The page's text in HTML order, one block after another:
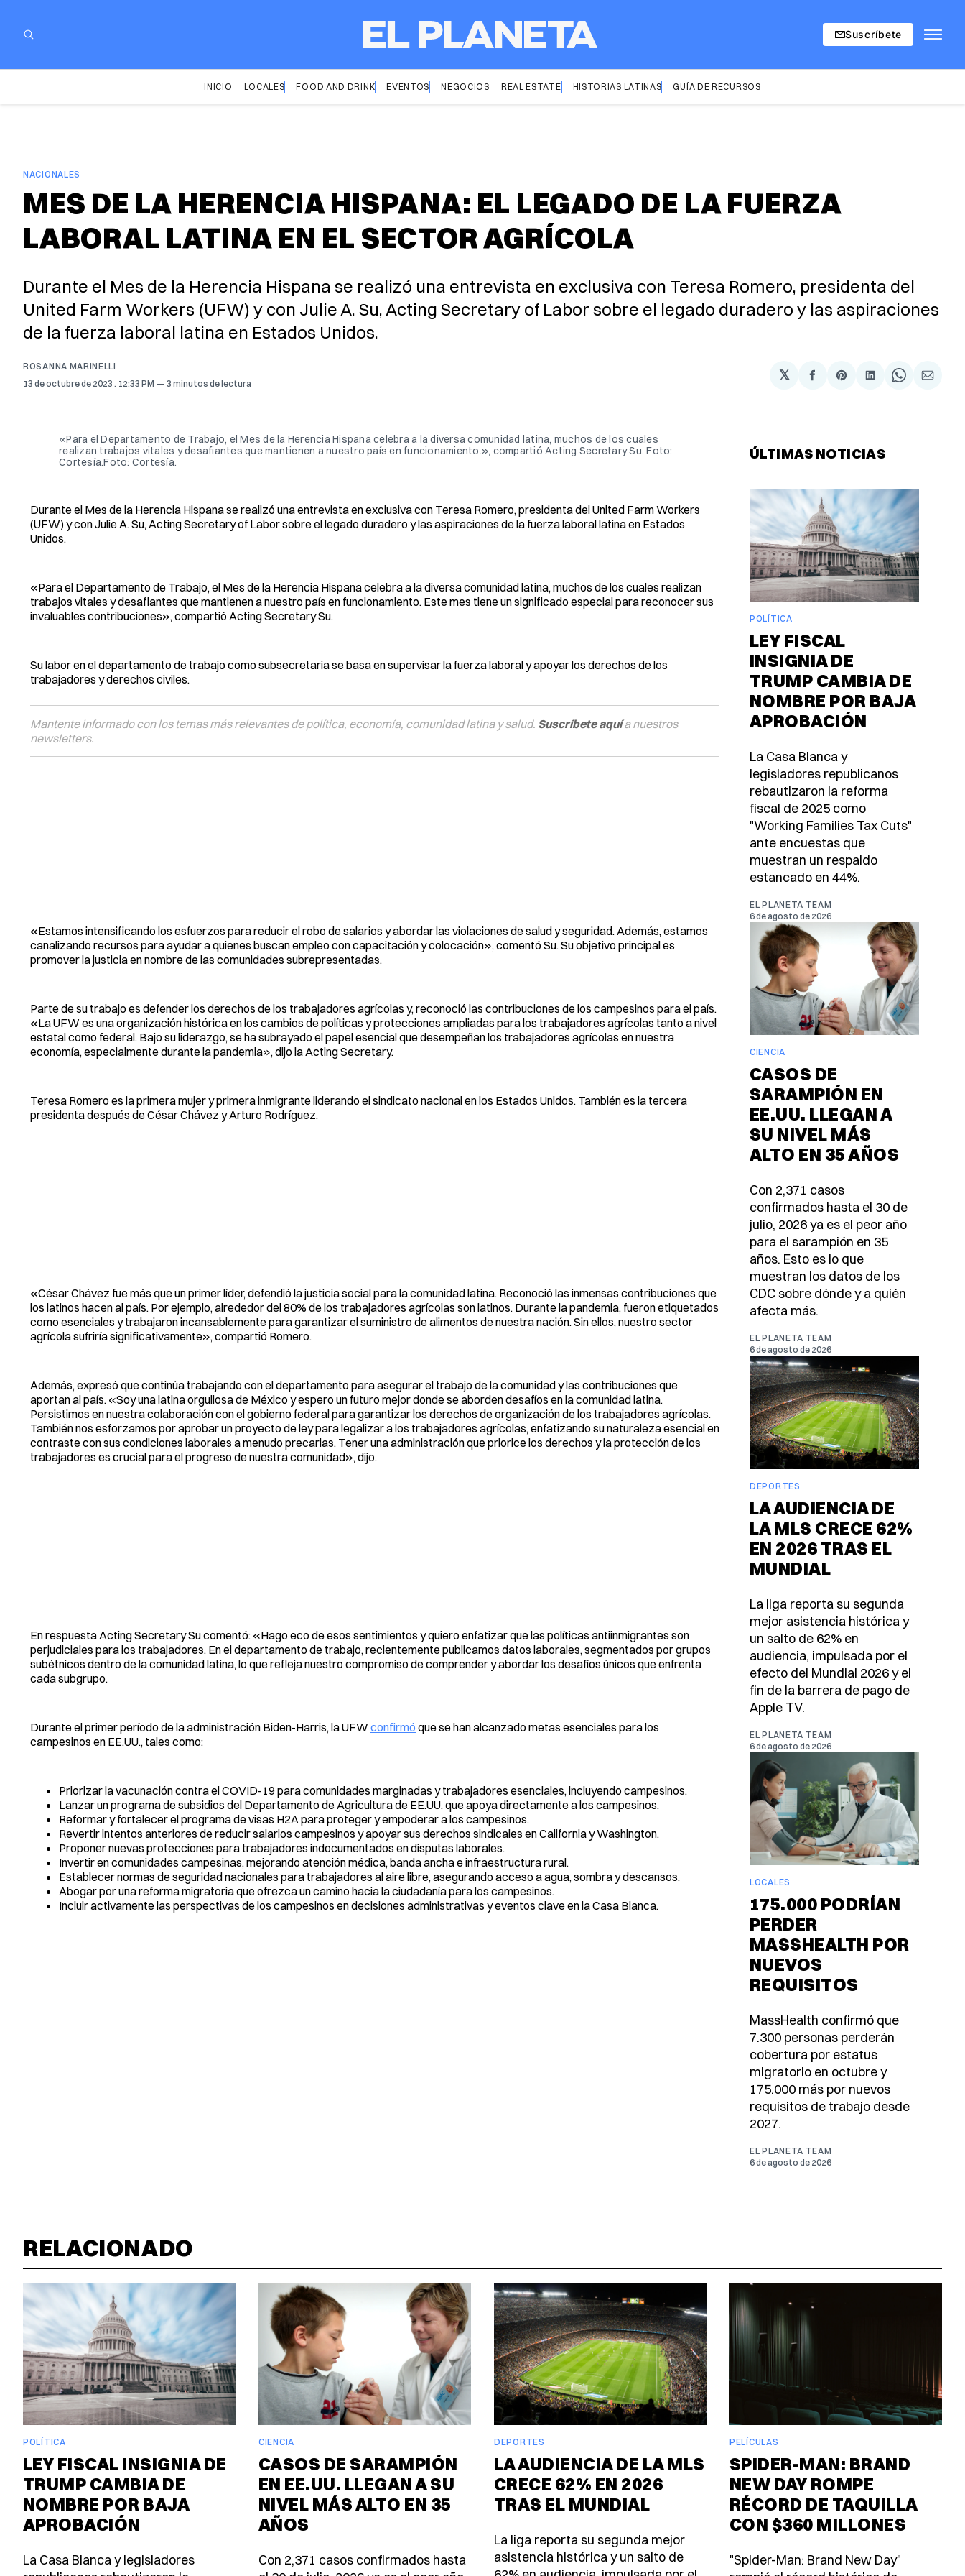
Suscríbete
INICIO LOCALES FOOD AND DRINK EVENTOS NEGOCIOS REAL ESTATE HISTORIAS LATINAS GUÍA DE RECURSOS
NACIONALES
MES DE LA HERENCIA HISPANA: EL LEGADO DE LA FUERZA
LABORAL LATINA EN EL SECTOR AGRÍCOLA
Durante el Mes de la Herencia Hispana se realizó una entrevista en exclusiva con Teresa Romero, presidenta del
United Farm Workers (UFW) y con Julie A. Su, Acting Secretary of Labor sobre el legado duradero y las aspiraciones
de la fuerza laboral latina en Estados Unidos.
ROSANNA MARINELLI
13 de octubre de 2023 . 12:33 PM 3 minutos de lectura
𝕏
Compartir
en
Share
on
Compartir
en
Share
on
via
«Para el Departamento de Trabajo, el Mes de la Herencia Hispana celebra a la diversa comunidad latina, muchos de los cuales
realizan trabajos vitales y desafiantes que mantienen a nuestro país en funcionamiento.», compartió Acting Secretary Su. Foto:
Cortesía.Foto: Cortesía.
Durante el Mes de la Herencia Hispana se realizó una entrevista en exclusiva con Teresa Romero, presidenta del United Farm Workers
(UFW) y con Julie A. Su, Acting Secretary of Labor sobre el legado duradero y las aspiraciones de la fuerza laboral latina en Estados
Unidos.
«Para el Departamento de Trabajo, el Mes de la Herencia Hispana celebra a la diversa comunidad latina, muchos de los cuales realizan
trabajos vitales y desafiantes que mantienen a nuestro país en funcionamiento. Este mes tiene un significado especial para reconocer sus
invaluables contribuciones», compartió Acting Secretary Su.
Su labor en el departamento de trabajo como subsecretaria se basa en supervisar la fuerza laboral y apoyar los derechos de los
trabajadores y derechos civiles.
Mantente informado con los temas más relevantes de política, economía, comunidad latina y salud. Suscríbete aquía nuestros
newsletters.
«Estamos intensificando los esfuerzos para reducir el robo de salarios y abordar las violaciones de salud y seguridad. Además, estamos
canalizando recursos para ayudar a quienes buscan empleo con capacitación y colocación», comentó Su. Su objetivo principal es
promover la justicia en nombre de las comunidades subrepresentadas.
Parte de su trabajo es defender los derechos de los trabajadores agrícolas y, reconoció las contribuciones de los campesinos para el país.
«La UFW es una organización histórica en los cambios de políticas y protecciones ampliadas para los trabajadores agrícolas tanto a nivel
estatal como federal. Bajo su liderazgo, se ha subrayado el papel esencial que desempeñan los trabajadores agrícolas en nuestra
economía, especialmente durante la pandemia», dijo la Acting Secretary.
Teresa Romero es la primera mujer y primera inmigrante liderando el sindicato nacional en los Estados Unidos. También es la tercera
presidenta después de César Chávez y Arturo Rodríguez.
«César Chávez fue más que un primer líder, defendió la justicia social para la comunidad latina. Reconoció las inmensas contribuciones que
los latinos hacen al país. Por ejemplo, alrededor del 80% de los trabajadores agrícolas son latinos. Durante la pandemia, fueron etiquetados
como esenciales y trabajaron incansablemente para garantizar el suministro de alimentos de nuestra nación. Sin ellos, nuestro sector
agrícola sufriría significativamente», compartió Romero.
Además, expresó que continúa trabajando con el departamento para asegurar el trabajo de la comunidad y las contribuciones que
aportan al país. «Soy una latina orgullosa de México y espero un futuro mejor donde se aborden desafíos en la comunidad latina.
Persistimos en nuestra colaboración con el gobierno federal para garantizar los derechos de organización de los trabajadores agrícolas.
También nos esforzamos por aprobar un proyecto de ley para legalizar a los trabajadores agrícolas, enfatizando su naturaleza esencial en
contraste con sus condiciones laborales a menudo precarias. Tener una administración que priorice los derechos y la protección de los
trabajadores es crucial para el progreso de nuestra comunidad», dijo.
En respuesta Acting Secretary Su comentó: «Hago eco de esos sentimientos y quiero enfatizar que las políticas antiinmigrantes son
perjudiciales para los trabajadores. En el departamento de trabajo, recientemente publicamos datos laborales, segmentados por grupos
subétnicos dentro de la comunidad latina, lo que refleja nuestro compromiso de comprender y abordar los desafíos únicos que enfrenta
cada subgrupo.
Durante el primer período de la administración Biden-Harris, la UFW confirmó que se han alcanzado metas esenciales para los
campesinos en EE.UU., tales como:
Priorizar la vacunación contra el COVID-19 para comunidades marginadas y trabajadores esenciales, incluyendo campesinos.
Lanzar un programa de subsidios del Departamento de Agricultura de EE.UU. que apoya directamente a los campesinos.
Reformar y fortalecer el programa de visas H2A para proteger y empoderar a los campesinos.
Revertir intentos anteriores de reducir salarios campesinos y apoyar sus derechos sindicales en California y Washington.
Proponer nuevas protecciones para trabajadores indocumentados en disputas laborales.
Invertir en comunidades campesinas, mejorando atención médica, banda ancha e infraestructura rural.
Establecer normas de seguridad nacionales para trabajadores al aire libre, asegurando acceso a agua, sombra y descansos.
Abogar por una reforma migratoria que ofrezca un camino hacia la ciudadanía para los campesinos.
Incluir activamente las perspectivas de los campesinos en decisiones administrativas y eventos clave en la Casa Blanca.
ÚLTIMAS NOTICIAS
POLÍTICA
LEY FISCAL
INSIGNIA DE
TRUMP CAMBIA DE
NOMBRE POR BAJA
APROBACIÓN
La Casa Blanca y
legisladores republicanos
rebautizaron la reforma
fiscal de 2025 como
"Working Families Tax Cuts"
ante encuestas que
muestran un respaldo
estancado en 44%.
EL PLANETA TEAM
6 de agosto de 2026
CIENCIA
CASOS DE
SARAMPIÓN EN
EE.UU. LLEGAN A
SU NIVEL MÁS
ALTO EN 35 AÑOS
Con 2,371 casos
confirmados hasta el 30 de
julio, 2026 ya es el peor año
para el sarampión en 35
años. Esto es lo que
muestran los datos de los
CDC sobre dónde y a quién
afecta más.
EL PLANETA TEAM
6 de agosto de 2026
DEPORTES
LA AUDIENCIA DE
LA MLS CRECE 62%
EN 2026 TRAS EL
MUNDIAL
La liga reporta su segunda
mejor asistencia histórica y
un salto de 62% en
audiencia, impulsada por el
efecto del Mundial 2026 y el
fin de la barrera de pago de
Apple TV.
EL PLANETA TEAM
6 de agosto de 2026
LOCALES
175.000 PODRÍAN
PERDER
MASSHEALTH POR
NUEVOS
REQUISITOS
MassHealth confirmó que
7.300 personas perderán
cobertura por estatus
migratorio en octubre y
175.000 más por nuevos
requisitos de trabajo desde
2027.
EL PLANETA TEAM
6 de agosto de 2026
RELACIONADO
POLÍTICA
LEY FISCAL INSIGNIA DE
TRUMP CAMBIA DE
NOMBRE POR BAJA
APROBACIÓN
La Casa Blanca y legisladores
CIENCIA
CASOS DE SARAMPIÓN
EN EE.UU. LLEGAN A SU
NIVEL MÁS ALTO EN 35
AÑOS
Con 2,371 casos confirmados hasta
DEPORTES
LA AUDIENCIA DE LA MLS
CRECE 62% EN 2026
TRAS EL MUNDIAL
La liga reporta su segunda mejor
asistencia histórica y un salto de
PELÍCULAS
SPIDER-MAN: BRAND
NEW DAY ROMPE
RÉCORD DE TAQUILLA
CON $360 MILLONES
"Spider-Man: Brand New Day"